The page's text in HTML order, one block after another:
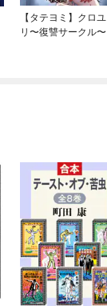
【タテヨミ】クロユ
リ〜復讐サークル〜